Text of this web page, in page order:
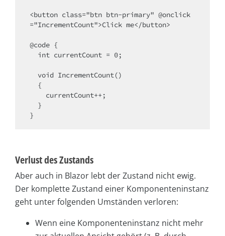
<button class="btn btn-primary" @onclick
="IncrementCount">Click me</button>
@code {
}
Verlust des Zustands
Aber auch in Blazor lebt der Zustand nicht ewig.
Der komplette Zustand einer Komponenteninstanz
geht unter folgenden Umständen verloren:
Wenn eine Komponenteninstanz nicht mehr